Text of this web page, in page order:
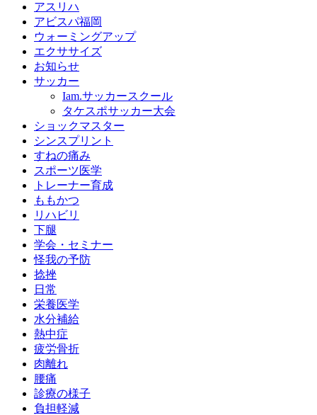
アスリハ
アビスパ福岡
ウォーミングアップ
エクササイズ
お知らせ
サッカー
Iam.サッカースクール
タケスポサッカー大会
ショックマスター
シンスプリント
すねの痛み
スポーツ医学
トレーナー育成
ももかつ
リハビリ
下腿
学会・セミナー
怪我の予防
捻挫
日常
栄養医学
水分補給
熱中症
疲労骨折
肉離れ
腰痛
診療の様子
負担軽減